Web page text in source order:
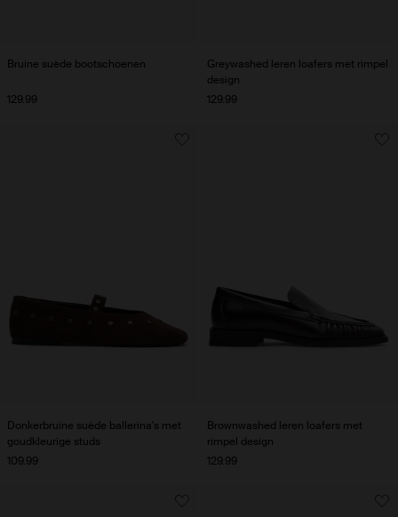
Bruine suède bootschoenen
129.99
Greywashed leren loafers met rimpel
design
129.99
Donkerbruine suède ballerina's met
goudkleurige studs
109.99
Brownwashed leren loafers met
rimpel design
129.99